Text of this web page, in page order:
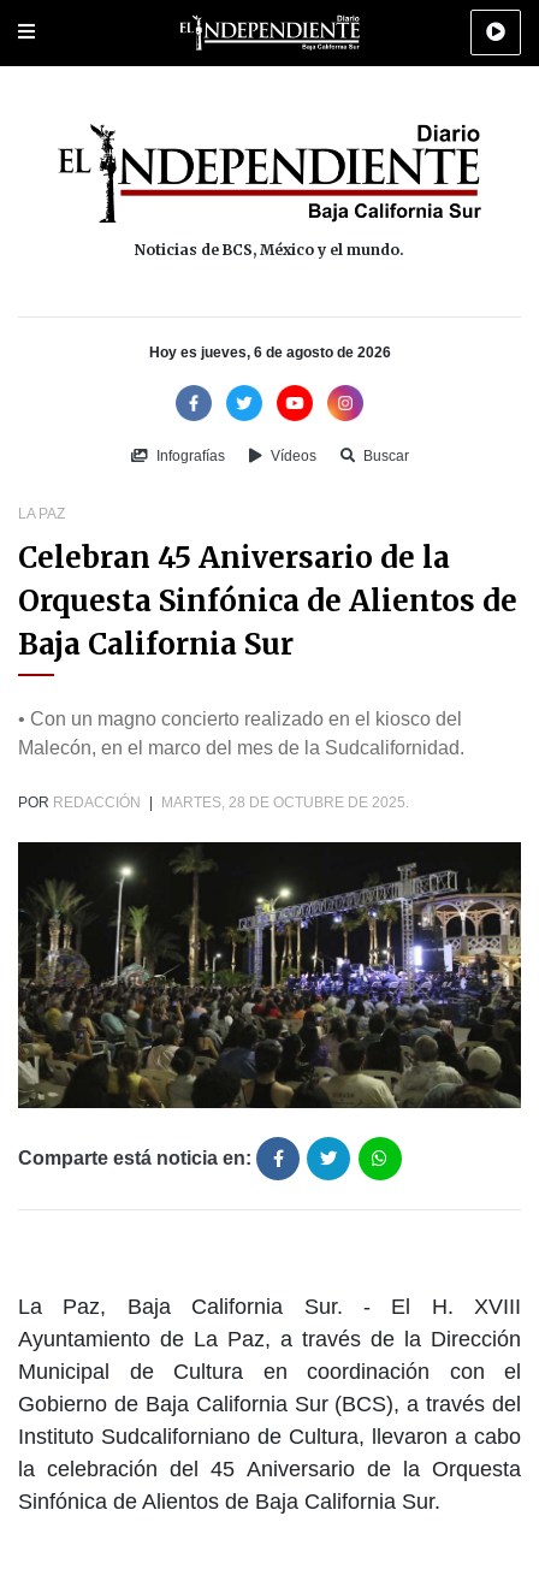
Portada Los Cabos Policiaca Deportes Cultura
Noticias de BCS, México y el mundo.
Hoy es jueves, 6 de agosto de 2026
Infografías Vídeos Buscar
LA PAZ
Celebran 45 Aniversario de la
Orquesta Sinfónica de Alientos de
Baja California Sur
• Con un magno concierto realizado en el kiosco del
Malecón, en el marco del mes de la Sudcalifornidad.
POR REDACCIÓN MARTES, 28 DE OCTUBRE DE 2025.
Comparte está noticia en:
La Paz, Baja California Sur. - El H. XVIII
Ayuntamiento de La Paz, a través de la Dirección
Municipal de Cultura en coordinación con el
Gobierno de Baja California Sur (BCS), a través del
Instituto Sudcaliforniano de Cultura, llevaron a cabo
la celebración del 45 Aniversario de la Orquesta
Sinfónica de Alientos de Baja California Sur.